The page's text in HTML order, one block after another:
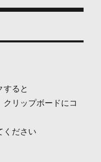
すると
クリップボードにコ
ください